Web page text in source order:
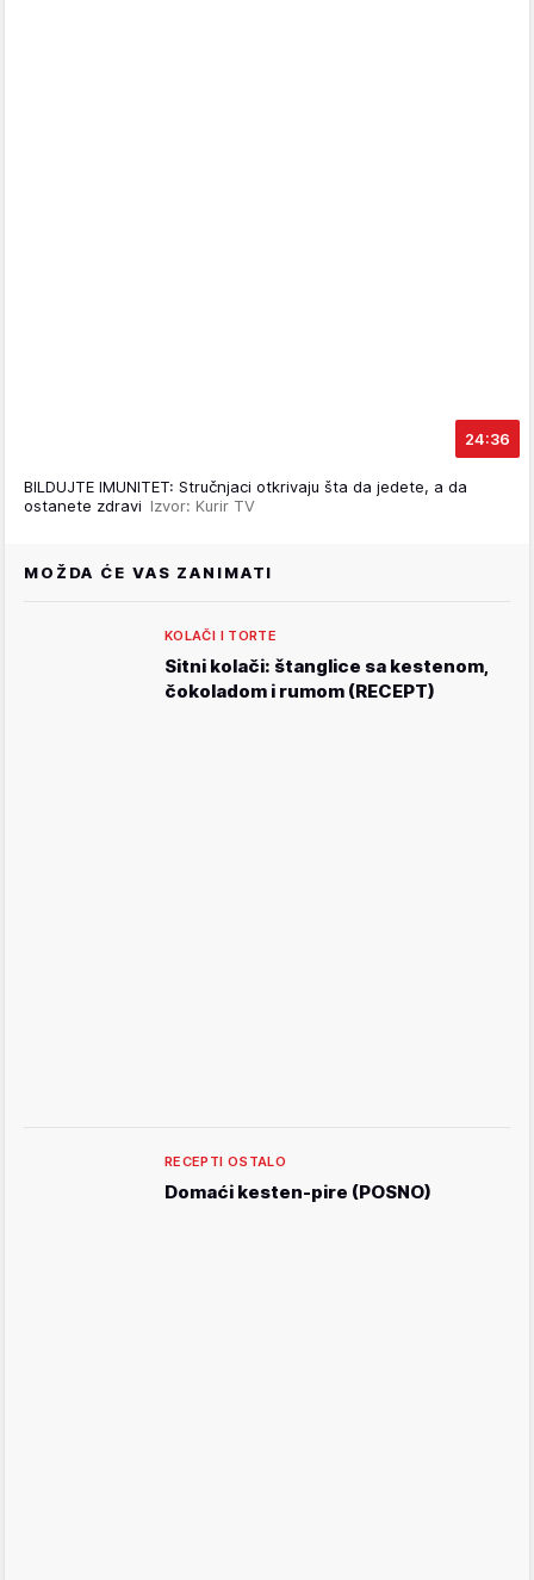
24:36
BILDUJTE IMUNITET: Stručnjaci otkrivaju šta da jedete, a da
ostanete zdravi Izvor: Kurir TV
MOŽDA ĆE VAS ZANIMATI
KOLAČI I TORTE
Sitni kolači: štanglice sa kestenom,
čokoladom i rumom (RECEPT)
RECEPTI OSTALO
Domaći kesten-pire (POSNO)